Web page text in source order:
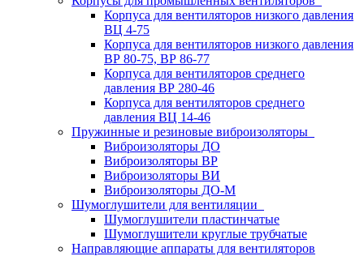
Корпуса для вентиляторов низкого давления
ВЦ 4-75
Корпуса для вентиляторов низкого давления
ВР 80-75, ВР 86-77
Корпуса для вентиляторов среднего
давления ВР 280-46
Корпуса для вентиляторов среднего
давления ВЦ 14-46
Пружинные и резиновые виброизоляторы
Виброизоляторы ДО
Виброизоляторы ВР
Виброизоляторы ВИ
Виброизоляторы ДО-М
Шумоглушители для вентиляции
Шумоглушители пластинчатые
Шумоглушители круглые трубчатые
Направляющие аппараты для вентиляторов